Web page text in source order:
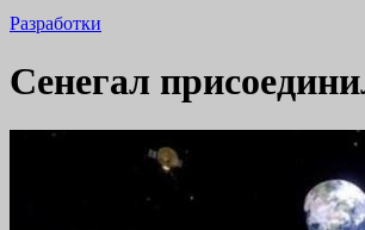
Разработки
Сенегал